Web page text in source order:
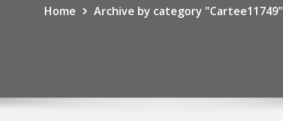
Home Archive by category "Cartee11749"